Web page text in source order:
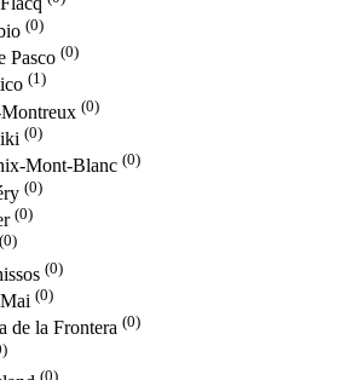
(0)
Pasco (0)
(1)
(0)
(0)
Mont-Blanc (0)
(0)
(0)
(0)
(0)
(0)
de la Frontera (0)
(0)